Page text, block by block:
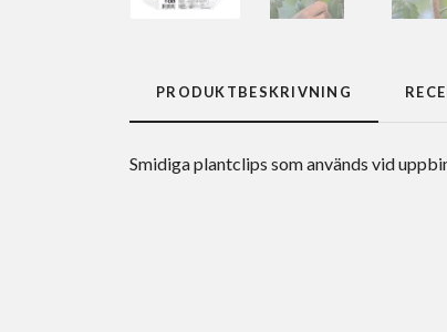
PRODUKTBESKRIVNING
Smidiga plantclips som används vid